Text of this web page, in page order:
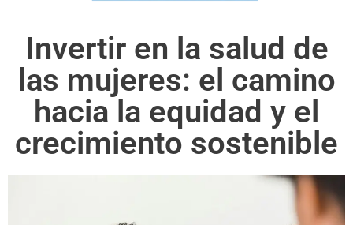
Invertir en la salud de
las mujeres: el camino
hacia la equidad y el
crecimiento sostenible